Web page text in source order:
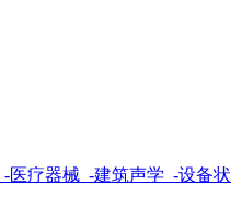
-医疗器械 -建筑声学 -设备状